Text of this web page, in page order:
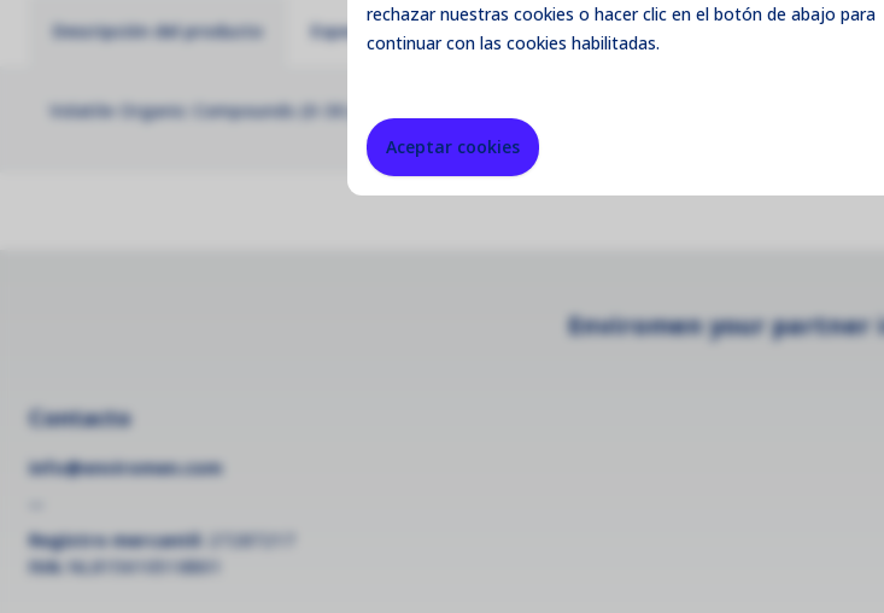
rechazarnuestras cookies o hacer clic en el botón de abajo para
continuar con las cookies habilitadas.
Aceptar cookies
Descripción del producto Especificaciones técnicas
Volatile Organic Compounds (0-30 ppm VOC) PID gas module with integrated zero cycle
Enviromen your
Contacto
info@enviromen.com
Registro mercantil: 27287217
IVA: NL815610518B01